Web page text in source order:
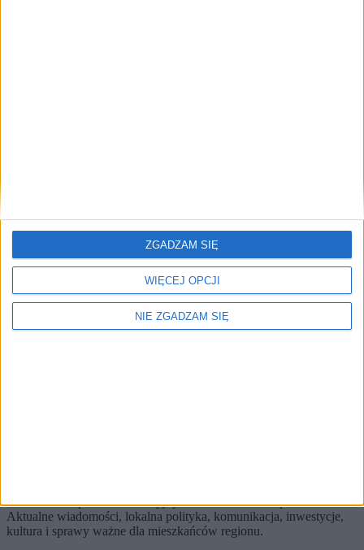
WIĘCEJ OPCJI
NIE ZGADZAM SIĘ
ZGADZAM SIĘ
🔥
1)
Motocyklista uderzył w mur. Nie było kogo ratować…
KRKnews to portal informacyjny o Krakowie i Małopolsce.
Aktualne wiadomości, lokalna polityka, komunikacja, inwestycje,
kultura i sprawy ważne dla mieszkańców regionu.